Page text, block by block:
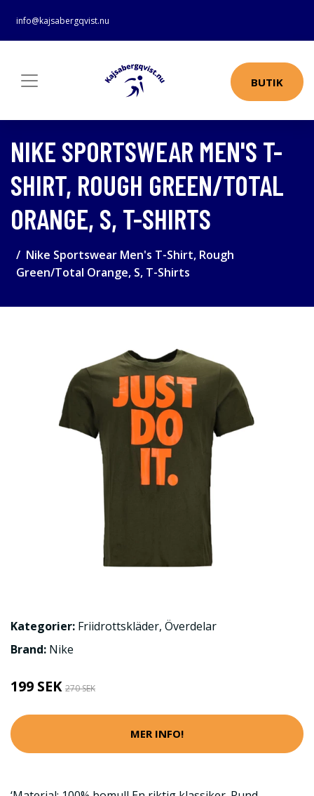
info@kajsabergqvist.nu
BUTIK
NIKE SPORTSWEAR MEN'S T-
SHIRT, ROUGH GREEN/TOTAL
ORANGE, S, T-SHIRTS
Nike Sportswear Men's T-Shirt, Rough
Green/Total Orange, S, T-Shirts
Kategorier: Friidrottskläder, Överdelar
Brand: Nike
199 SEK 270 SEK
MER INFO!